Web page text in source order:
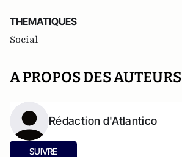
THEMATIQUES
Social
A PROPOS DES AUTEURS
Rédaction d'Atlantico
SUIVRE